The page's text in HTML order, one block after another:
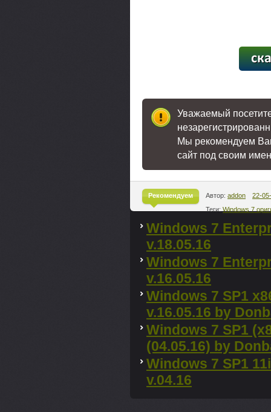
Уважаемый
Мы рекомендуем
сайт под своим
Рекомендуем
^
Автор:addon
22-
Теги:Windows 7
Windows 7
v.18.05.16
Windows 7
v.16.05.16
Windows 7 SP1
v.16.05.16 by
Windows 7 SP1
(04.05.16) by
Windows 7 SP1
v.04.16